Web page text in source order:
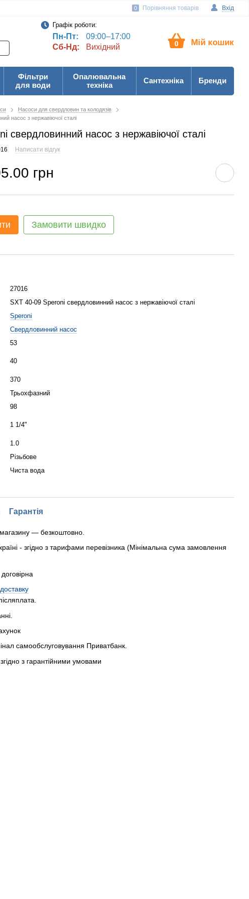
Вхід
0 Порівняння товарів
Графік роботи:
Пн-Пт:
09:00–17:00
Сб-Нд:
Вихідний 0 Мій кошик
Фільтри
для води
Опалювальна
техніка
Сантехніка Бренди
Насоси для свердловин та колодязів
насос з нержавіючої сталі
свердловинний насос з нержавіючої сталі
Написати відгук
грн
Замовити швидко
27016
SXT 40-09 Speroni свердловинний насос з нержавіючої сталі
Speroni
Свердловинний насос
53
40
370
Трьохфазний
98
1 1/4"
1.0
Різьбове
Чиста вода
Гарантія
— безкоштовно.
- згідно з тарифами перевізника (Мінімальна сума замовлення
самообслуговування Приватбанк.
з гарантійними умовами